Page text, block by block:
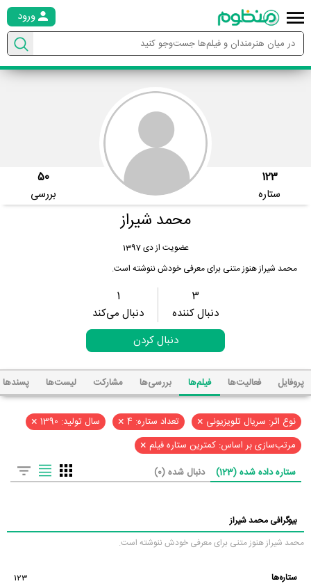
ورود
123
ستاره
50
بررسی
محمد شیراز
عضویت از دی 1397
محمد شیراز هنوز متنی برای معرفی خودش ننوشته است.
3
دنبال کننده
1
دنبال می‌کند
دنبال کردن
پروفایل فعالیت‌ها فیلم‌ها بررسی‌ها مشارکت لیست‌ها پسند‌ها
نوع اثر: سریال تلویزیونی × تعداد ستاره: 4 × سال تولید: 1390 ×
مرتب‌سازی بر اساس: کمترین ستاره فیلم ×
ستاره داده شده (123) دنبال شده (0)
بیوگرافی محمد شیراز
محمد شیراز هنوز متنی برای معرفی خودش ننوشته است.
ستاره‌ها 123